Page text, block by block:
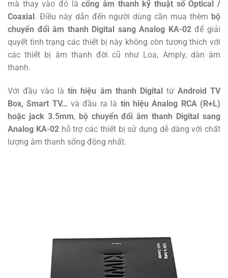
mà thay vào đó làcổng âm thanh kỹ thuật số Optical /
Coaxial. Điều này dẫn đến người dùng cần mua thêm bộ
chuyển đổi âm thanh Digital sang Analog KA-02để giải
quyết tình trạng các thiết bị này không còn tương thích với
các thiết bị âm thanh đời cũ như Loa, Amply, dàn âm
thanh.
Với đầu vào làtín hiệu âm thanh Digitaltừ Android TV
Box, Smart TV… và đầu ra là tín hiệu Analog RCA (R+L)
hoặc jack 3.5mm, bộ chuyển đổi âm thanh Digital sang
Analog KA-02hỗ trợ các thiết bị sử dụng dễ dàng với chất
lượng âm thanh sống động nhất.